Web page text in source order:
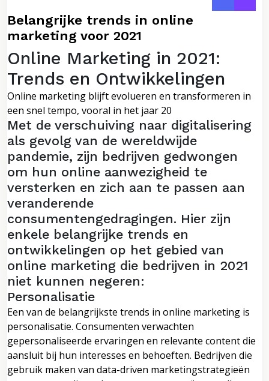
Belangrijke trends in online
marketing voor 2021
Online Marketing in 2021:
Trends en Ontwikkelingen
Online marketing blijft evolueren en transformeren in
een snel tempo, vooral in het jaar 20
Met de verschuiving naar digitalisering
als gevolg van de wereldwijde
pandemie, zijn bedrijven gedwongen
om hun online aanwezigheid te
versterken en zich aan te passen aan
veranderende
consumentengedragingen. Hier zijn
enkele belangrijke trends en
ontwikkelingen op het gebied van
online marketing die bedrijven in 2021
niet kunnen negeren:
Personalisatie
Een van de belangrijkste trends in online marketing is
personalisatie. Consumenten verwachten
gepersonaliseerde ervaringen en relevante content die
aansluit bij hun interesses en behoeften. Bedrijven die
gebruik maken van data-driven marketingstrategieën